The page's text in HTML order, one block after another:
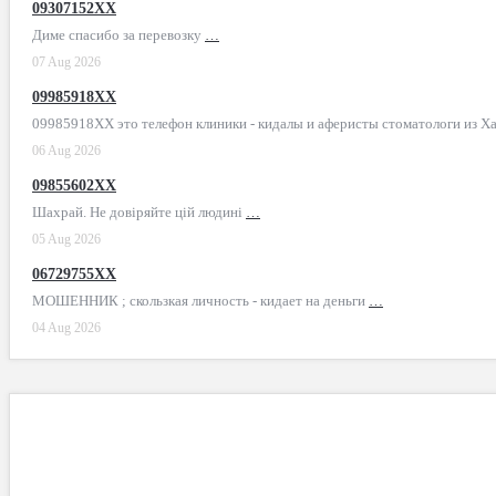
09307152XX
Диме спасибо за перевозку …
07 Aug 2026
09985918XX
09985918XX это телефон клиники - кидалы и аферисты стоматологи из
06 Aug 2026
09855602XX
Шахрай. Не довіряйте цій людині …
05 Aug 2026
06729755XX
МОШЕННИК ; скользкая личность - кидает на деньги …
04 Aug 2026